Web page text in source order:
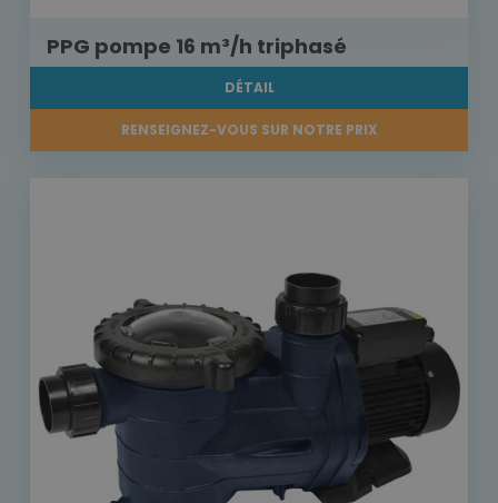
PPG pompe 16 m³/h triphasé
DÉTAIL
RENSEIGNEZ-VOUS SUR NOTRE PRIX